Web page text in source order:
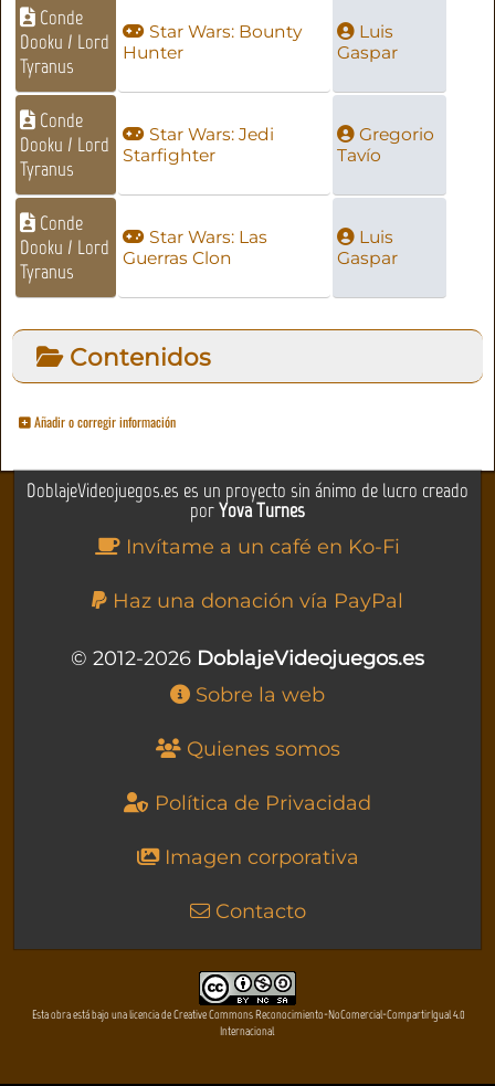
Conde
Dooku / Lord
Tyranus
Star Wars: Bounty
Hunter
Luis
Gaspar
Conde
Dooku / Lord
Tyranus
Star Wars: Jedi
Starfighter
Gregorio
Tavío
Conde
Dooku / Lord
Tyranus
Star Wars: Las
Guerras Clon
Luis
Gaspar
Contenidos
Añadir o corregir información
DoblajeVideojuegos.es es un proyecto sin ánimo de lucro creado
porYova Turnes
Invítame a un café en Ko-Fi
Haz una donación vía PayPal
© 2012-2026 DoblajeVideojuegos.es
Sobre la web
Quienes somos
Política de Privacidad
Imagen corporativa
Contacto
Esta obra está bajo una licencia de Creative Commons Reconocimiento-NoComercial-CompartirIgual 4.0
Internacional